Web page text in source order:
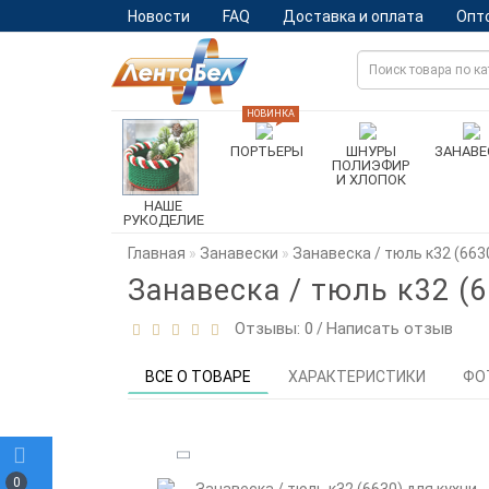
0
Новости FAQ Доставка и оплата
НАШЕ
РУКОДЕЛИЕ
ПОРТЬЕРЫ
НОВИНКА
ШНУРЫ
ПОЛИЭФИР
И ХЛОПОК
Главная Занавески Занавеска / тюль к32
Занавеска / тюль к32
Отзывы: 0 /Написать отзыв
ВСЕ О ТОВАРЕ ХАРАКТЕРИСТИКИ